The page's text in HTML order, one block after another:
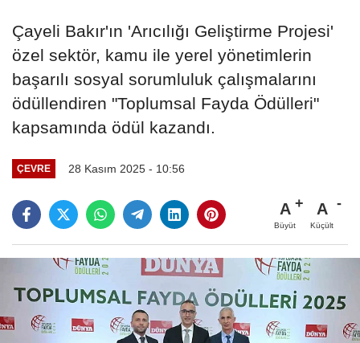
Çayeli Bakır'ın 'Arıcılığı Geliştirme Projesi'
özel sektör, kamu ile yerel yönetimlerin
başarılı sosyal sorumluluk çalışmalarını
ödüllendiren "Toplumsal Fayda Ödülleri"
kapsamında ödül kazandı.
ÇEVRE 28 Kasım 2025 - 10:56
A
Büyüt
A
Küçült